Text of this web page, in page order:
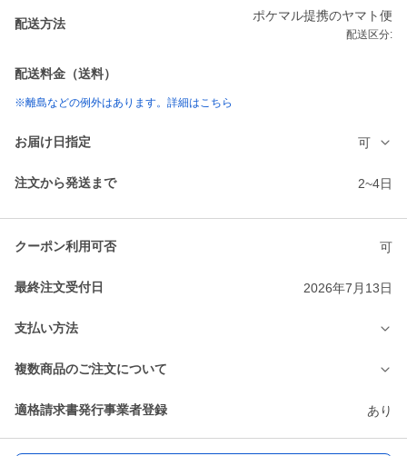
配送方法
ポケマル提携のヤマト便
配送区分:
配送料金（送料）
※離島などの例外はあります。詳細はこちら
お届け日指定 可
注文から発送まで 2~4日
クーポン利用可否 可
最終注文受付日 2026年7月13日
支払い方法
複数商品のご注文について
適格請求書発行事業者登録 あり